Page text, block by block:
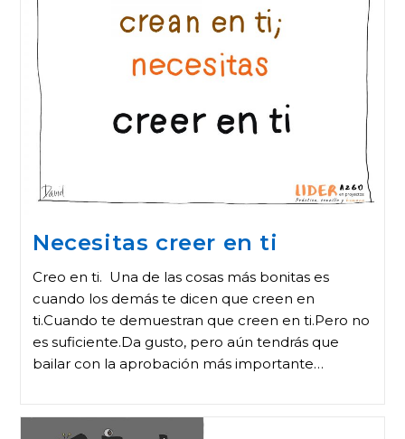
Necesitas creer en ti
Creo en ti. Una de las cosas más bonitas es
cuando los demás te dicen que creen en
ti.Cuando te demuestran que creen en ti.Pero no
es suficiente.Da gusto, pero aún tendrás que
bailar con la aprobación más importante…